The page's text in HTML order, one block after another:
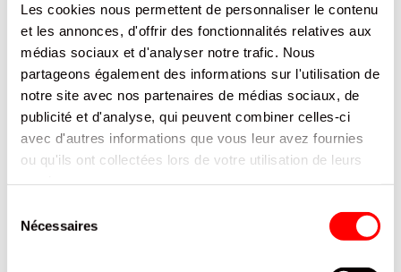
Les cookies nous permettent de personnaliser le contenu
et les annonces, d'offrir des fonctionnalités relatives aux
médias sociaux et d'analyser notre trafic. Nous
partageons également des informations sur l'utilisation de
notre site avec nos partenaires de médias sociaux, de
publicité et d'analyse, qui peuvent combiner celles-ci
avec d'autres informations que vous leur avez fournies
ou qu'ils ont collectées lors de votre utilisation de leurs
Nécessaires
Haribo, c'est beau la vie, pour les grands et les petits!
CARACTÉRISTIQUES
DOCUMENTATION
PRODUITS QUI POURRAIENT VOUS